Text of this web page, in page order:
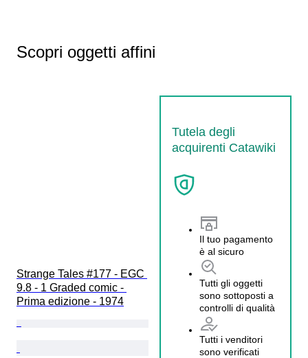
Scopri oggetti affini
Tutela degli
acquirenti Catawiki
Il tuo pagamento
è al sicuro
Tutti gli oggetti
sono sottoposti a
controlli di qualità
Tutti i venditori
sono verificati
Strange Tales #177 - EGC
9.8 - 1 Graded comic -
Prima edizione - 1974